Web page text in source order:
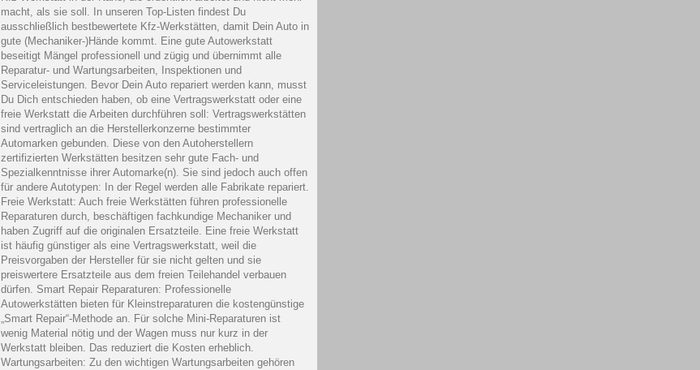
macht, als sie soll. In unseren Top-Listen findest Du
ausschließlich bestbewertete Kfz-Werkstätten, damit Dein Auto in
gute (Mechaniker-)Hände kommt. Eine gute Autowerkstatt
beseitigt Mängel professionell und zügig und übernimmt alle
Reparatur- und Wartungsarbeiten, Inspektionen und
Serviceleistungen. Bevor Dein Auto repariert werden kann, musst
Du Dich entschieden haben, ob eine Vertragswerkstatt oder eine
freie Werkstatt die Arbeiten durchführen soll: Vertragswerkstätten
sind vertraglich an die Herstellerkonzerne bestimmter
Automarken gebunden. Diese von den Autoherstellern
zertifizierten Werkstätten besitzen sehr gute Fach- und
Spezialkenntnisse ihrer Automarke(n). Sie sind jedoch auch offen
für andere Autotypen: In der Regel werden alle Fabrikate repariert.
Freie Werkstatt: Auch freie Werkstätten führen professionelle
Reparaturen durch, beschäftigen fachkundige Mechaniker und
haben Zugriff auf die originalen Ersatzteile. Eine freie Werkstatt
ist häufig günstiger als eine Vertragswerkstatt, weil die
Preisvorgaben der Hersteller für sie nicht gelten und sie
preiswertere Ersatzteile aus dem freien Teilehandel verbauen
dürfen. Smart Repair Reparaturen: Professionelle
Autowerkstätten bieten für Kleinstreparaturen die kostengünstige
„Smart Repair“-Methode an. Für solche Mini-Reparaturen ist
wenig Material nötig und der Wagen muss nur kurz in der
Werkstatt bleiben. Das reduziert die Kosten erheblich.
Wartungsarbeiten: Zu den wichtigen Wartungsarbeiten gehören